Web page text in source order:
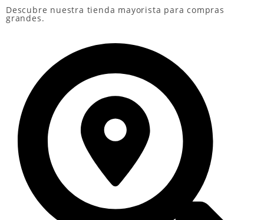
Descubre nuestra tienda mayorista para compras
grandes.